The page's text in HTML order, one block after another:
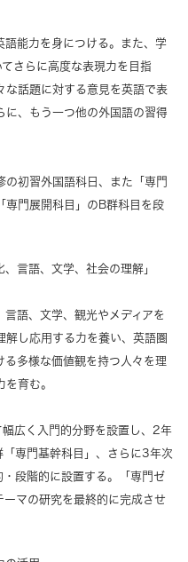
語能力を身につける。また、学
さらに高度な表現力を目指
な話題に対する意見を英語で表
に、もう一つ他の外国語の習得
初習外国語科日、また「専門
専門展開科目」のB群科目を段
、言語、文学、社会の理解」
語、文学、観光やメディアを
し応用する力を養い、英語圏
る多様な価値観を持つ人々を理
育む。
広く入門的分野を設置し、2年
専門基幹科目」、さらに3年次
段階的に設置する。「専門ゼ
ーマの研究を最終的に完成させ